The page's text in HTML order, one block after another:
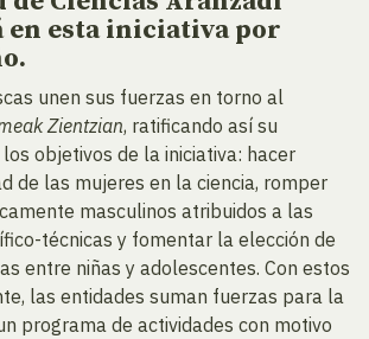
esta iniciativa por
unen sus fuerzas en torno al
Zientzian, ratificando así su
objetivos de la iniciativa: hacer
de las mujeres en la ciencia, romper
masculinos atribuidos a las
técnicas y fomentar la elección de
entre niñas y adolescentes. Con estos
las entidades suman fuerzas para la
programa de actividades con motivo